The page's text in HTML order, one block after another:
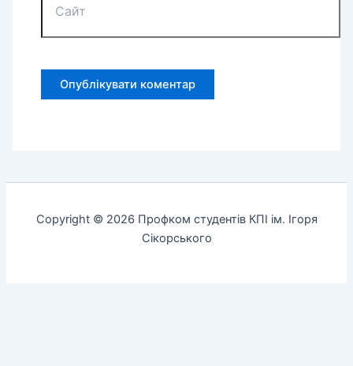
Copyright © 2026 Профком студентів КПІ ім. Ігоря
Сікорського